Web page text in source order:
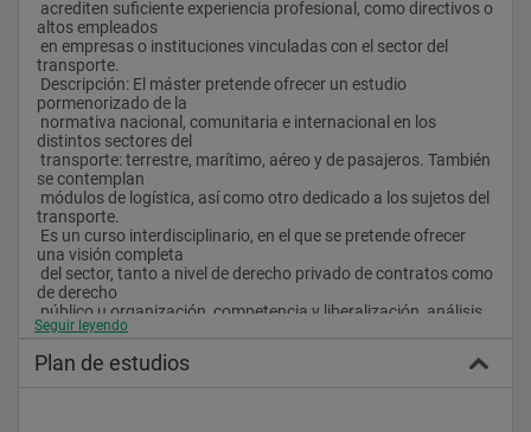
altos empleados
transporte.
pormenorizado de la
distintos sectores del
se contemplan
transporte.
una visión completa
de derecho
económico
Seguir leyendo
Plan de estudios